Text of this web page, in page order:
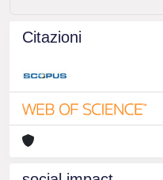
Citazioni